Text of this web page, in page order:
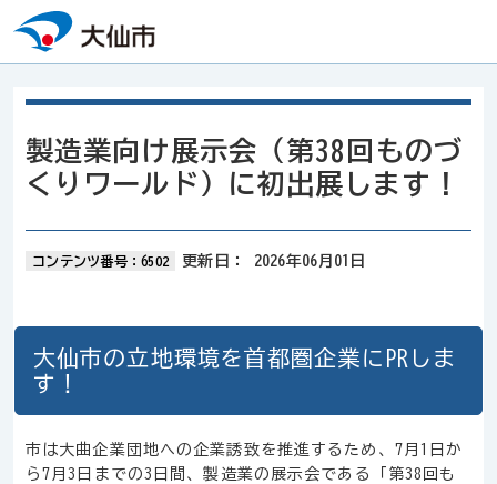
本文へスキップ
製造業向け展示会（第38回ものづ
くりワールド）に初出展します！
コンテンツ番号：6502 更新日： 2026年06月01日
大仙市の立地環境を首都圏企業にPRしま
す！
市は大曲企業団地への企業誘致を推進するため、7月1日か
ら7月3日までの3日間、製造業の展示会である「第38回も